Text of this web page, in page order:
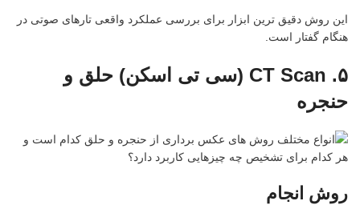
این روش دقیق ترین ابزار برای بررسی عملکرد واقعی تارهای صوتی در
هنگام گفتار است.
۵. CT Scan (
سی تی اسکن) حلق و
حنجره
روش انجام